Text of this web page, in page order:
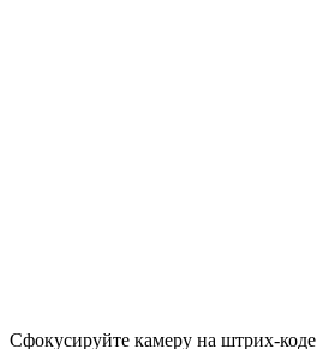
Сфокусируйте камеру на штрих-коде